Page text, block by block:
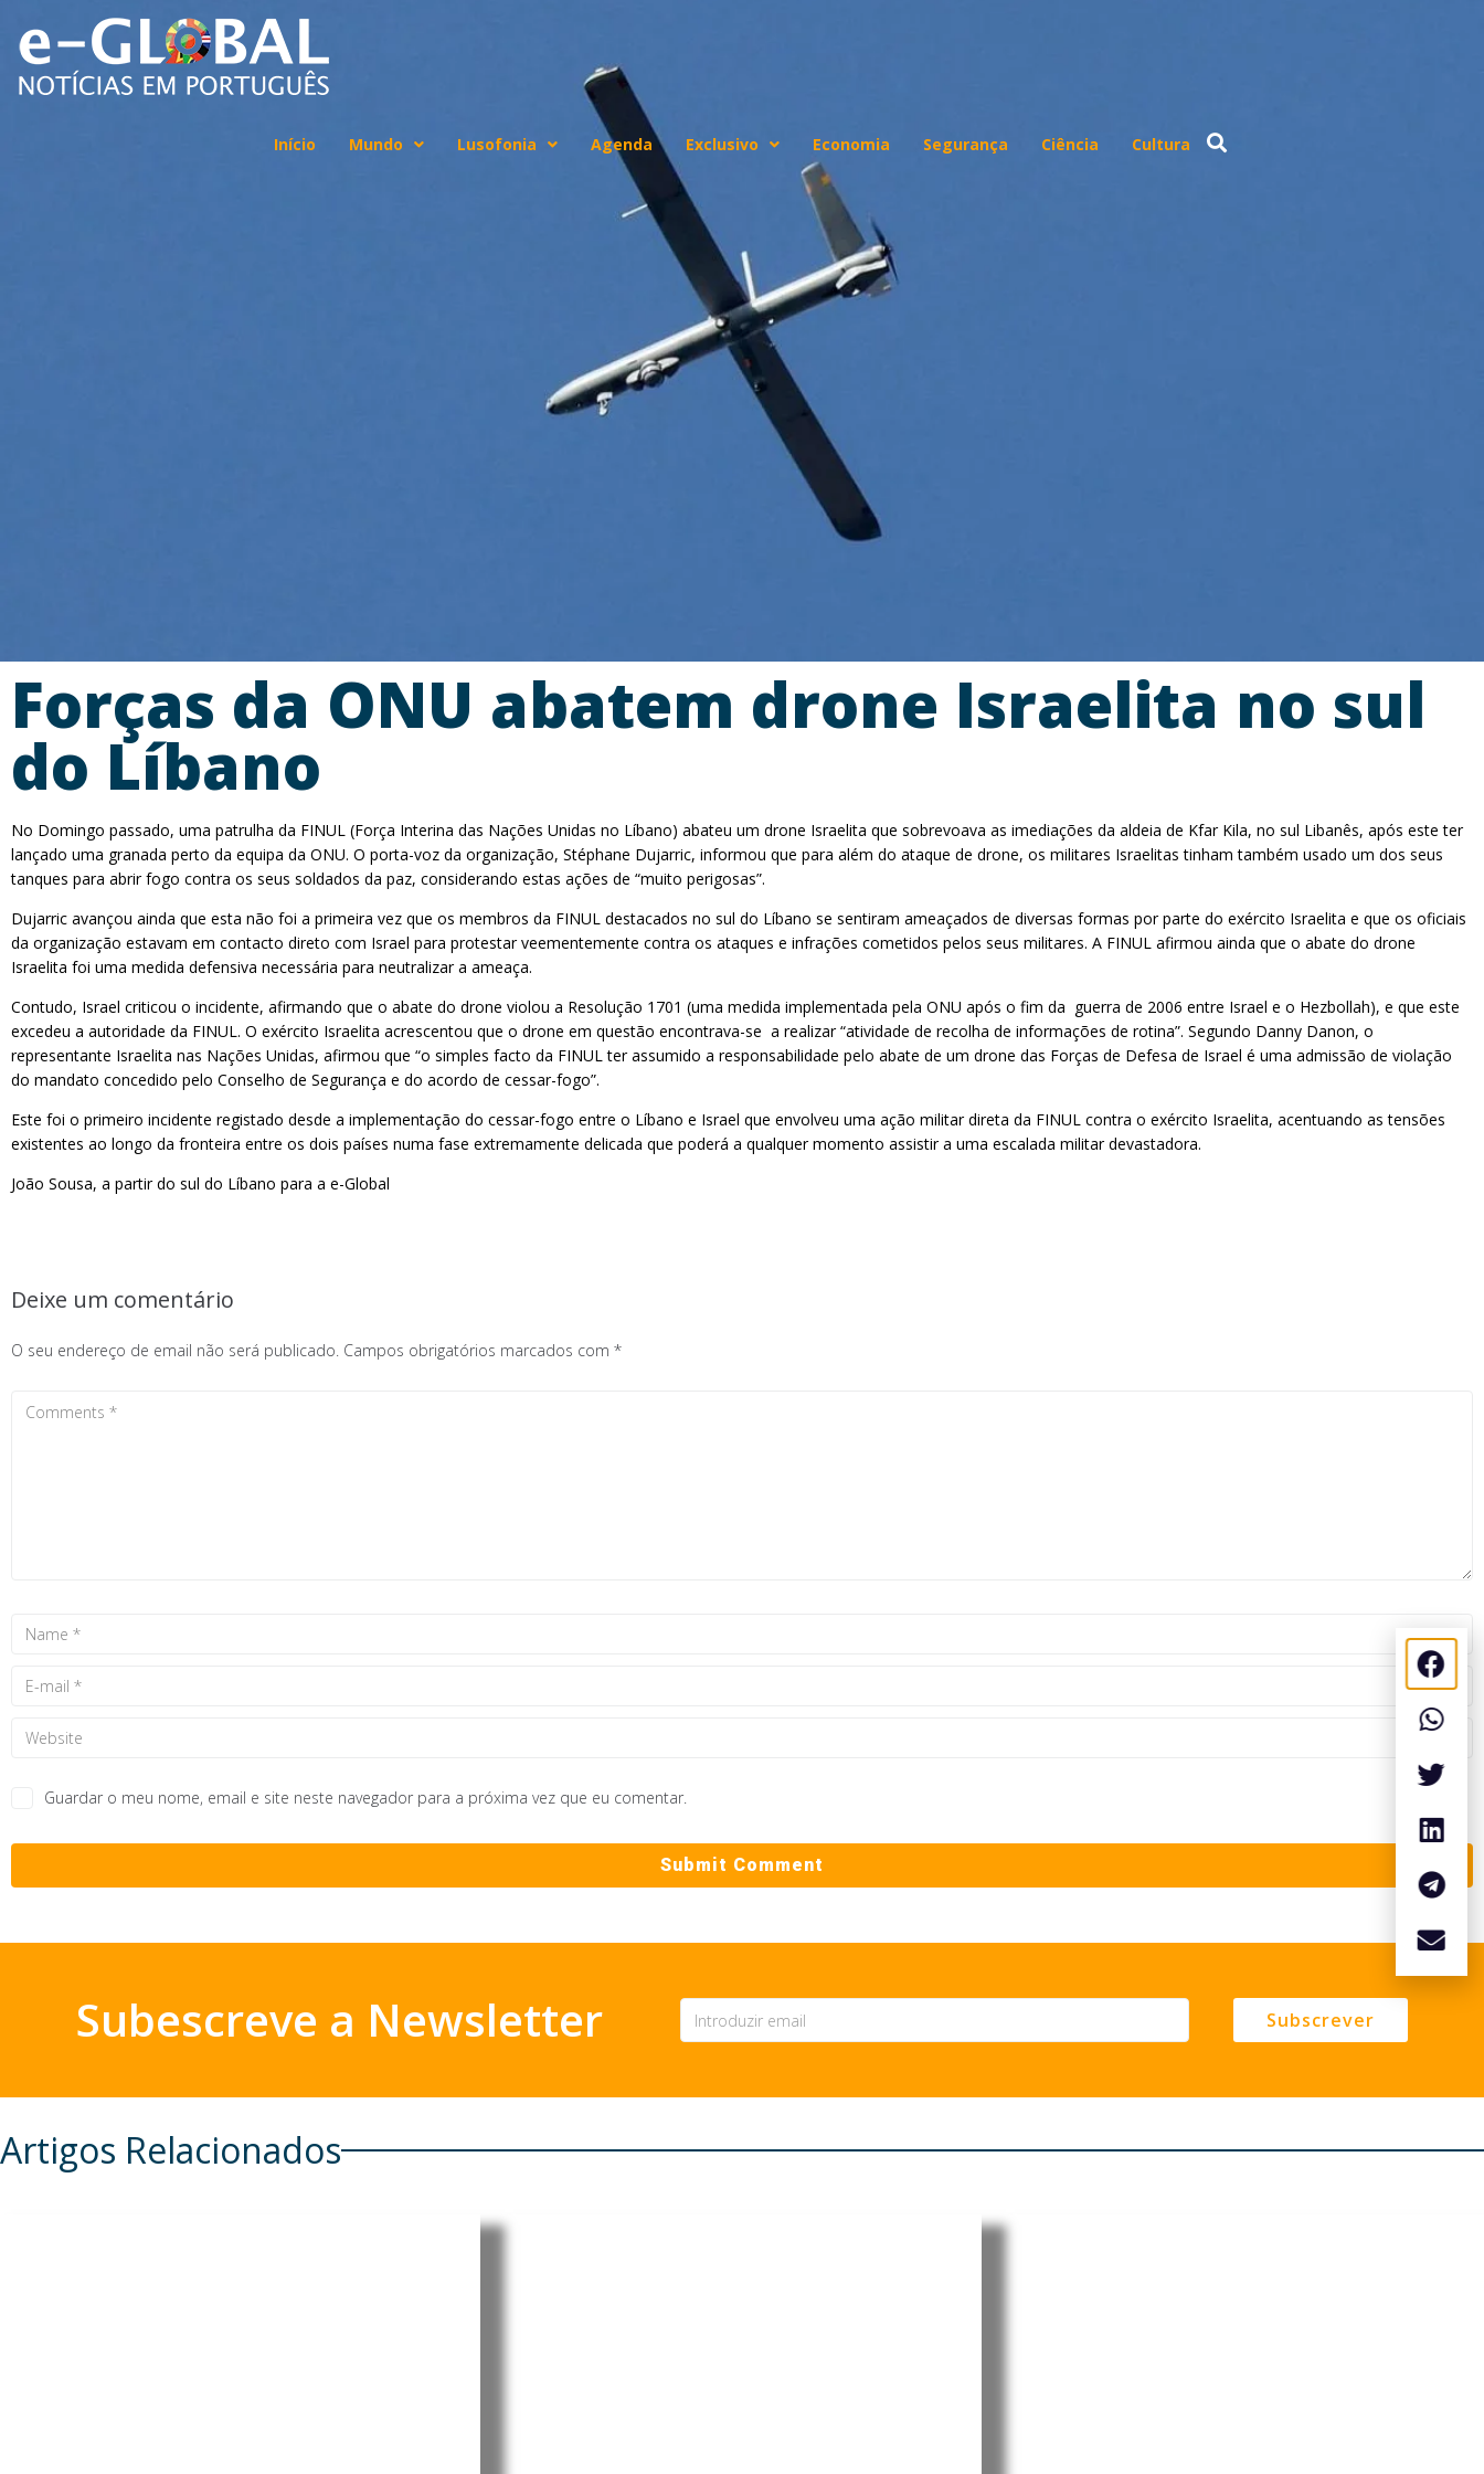
Início Mundo Lusofonia Agenda Exclusivo Economia Segurança Ciência Cultura
Forças da ONU abatem drone Israelita no sul
do Líbano
No Domingo passado, uma patrulha da FINUL (Força Interina das Nações Unidas no Líbano) abateu um drone Israelita que sobrevoava as imediações da aldeia de Kfar Kila, no sul Libanês, após este ter
lançado uma granada perto da equipa da ONU. O porta-voz da organização, Stéphane Dujarric, informou que para além do ataque de drone, os militares Israelitas tinham também usado um dos seus
tanques para abrir fogo contra os seus soldados da paz, considerando estas ações de “muito perigosas”.
Dujarric avançou ainda que esta não foi a primeira vez que os membros da FINUL destacados no sul do Líbano se sentiram ameaçados de diversas formas por parte do exército Israelita e que os oficiais
da organização estavam em contacto direto com Israel para protestar veementemente contra os ataques e infrações cometidos pelos seus militares. A FINUL afirmou ainda que o abate do drone
Israelita foi uma medida defensiva necessária para neutralizar a ameaça.
Contudo, Israel criticou o incidente, afirmando que o abate do drone violou a Resolução 1701 (uma medida implementada pela ONU após o fim da guerra de 2006 entre Israel e o Hezbollah), e que este
excedeu a autoridade da FINUL. O exército Israelita acrescentou que o drone em questão encontrava-se a realizar “atividade de recolha de informações de rotina”. Segundo Danny Danon, o
representante Israelita nas Nações Unidas, afirmou que “o simples facto da FINUL ter assumido a responsabilidade pelo abate de um drone das Forças de Defesa de Israel é uma admissão de violação
do mandato concedido pelo Conselho de Segurança e do acordo de cessar-fogo”.
Este foi o primeiro incidente registado desde a implementação do cessar-fogo entre o Líbano e Israel que envolveu uma ação militar direta da FINUL contra o exército Israelita, acentuando as tensões
existentes ao longo da fronteira entre os dois países numa fase extremamente delicada que poderá a qualquer momento assistir a uma escalada militar devastadora.
João Sousa, a partir do sul do Líbano para a e-Global
Deixe um comentário
O seu endereço de email não será publicado. Campos obrigatórios marcados com *
Guardar o meu nome, email e site neste navegador para a próxima vez que eu comentar.
Subescreve a Newsletter Subscrever
Artigos Relacionados